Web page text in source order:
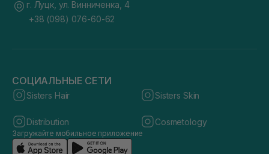
г. Луцк, ул. Винниченка, 4
+38 (098) 076-60-62
СОЦИАЛЬНЫЕ СЕТИ
Sisters Hair Sisters Skin
Distribution Cosmetology
Загружайте мобильное приложение